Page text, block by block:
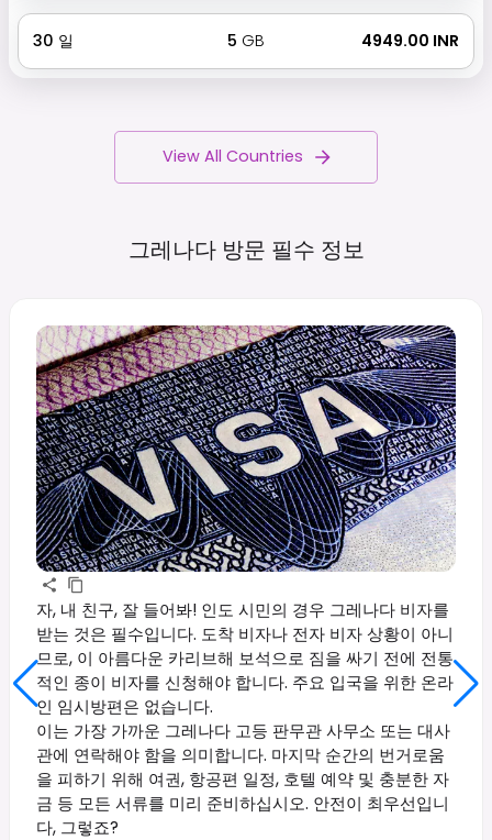
30 일 5 GB ₹ 4949.00 INR
View All Countries
그레나다 방문 필수 정보
자, 내 친구, 잘 들어봐! 인도 시민의 경우 그레나다 비자를
받는 것은 필수입니다. 도착 비자나 전자 비자 상황이 아니
므로, 이 아름다운 카리브해 보석으로 짐을 싸기 전에 전통
적인 종이 비자를 신청해야 합니다. 주요 입국을 위한 온라
인 임시방편은 없습니다.
이는 가장 가까운 그레나다 고등 판무관 사무소 또는 대사
관에 연락해야 함을 의미합니다. 마지막 순간의 번거로움
을 피하기 위해 여권, 항공편 일정, 호텔 예약 및 충분한 자
금 등 모든 서류를 미리 준비하십시오. 안전이 최우선입니
다, 그렇죠?